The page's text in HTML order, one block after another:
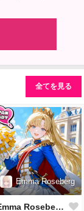
全てを見る
Emma Roseberg
Emma Roseberg様誕生祝！